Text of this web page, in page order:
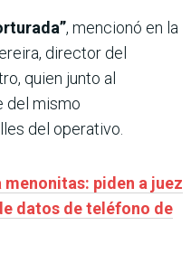
, mencionó en la
director del
quien junto al
del mismo
del operativo.
piden a juez
datos de teléfono de